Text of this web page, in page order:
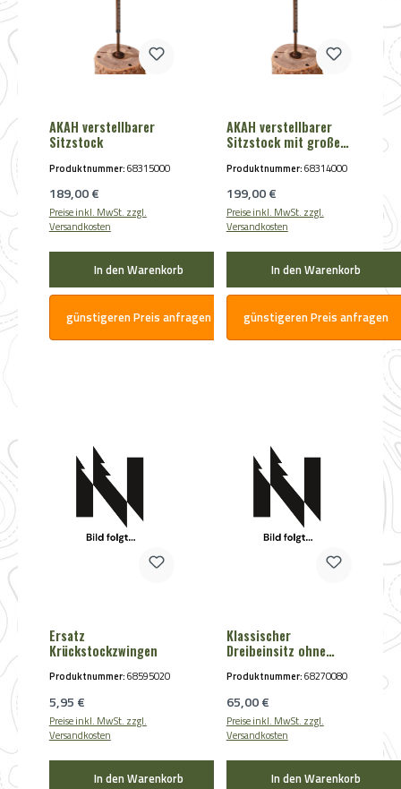
AKAH verstellbarer
Sitzstock
Produktnummer:68315000
Regulärer Preis:
189,00 €
Preise inkl. MwSt. zzgl.
Versandkosten
In den Warenkorb
günstigeren Preis anfragen
AKAH verstellbarer
Sitzstock mit großer
Produktnummer:68314000
Regulärer Preis:
199,00 €
Preise inkl. MwSt. zzgl.
Versandkosten
In den Warenkorb
günstigeren Preis anfragen
Ersatz
Krückstockzwingen
Produktnummer:68595020
Regulärer Preis:
5,95 €
Preise inkl. MwSt. zzgl.
Versandkosten
In den Warenkorb
Klassischer
Dreibeinsitz ohne
Produktnummer:68270080
Regulärer Preis:
65,00 €
Preise inkl. MwSt. zzgl.
Versandkosten
In den Warenkorb